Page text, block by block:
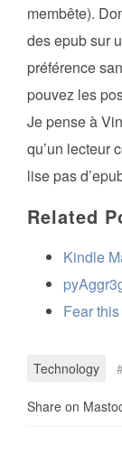
membête).
des epub sur
préférence
pouvez les
Je pense à
qu’un lecteur
lise pas
Related
Kindle
Fear
Technology
Share on